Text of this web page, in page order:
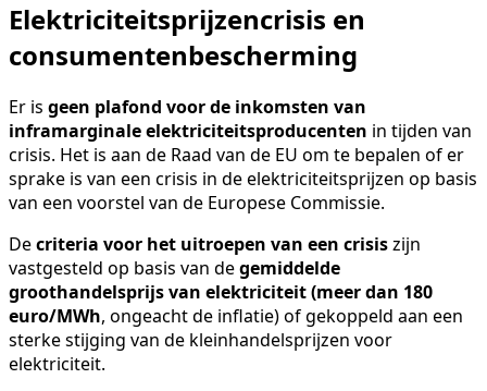
Elektriciteitsprijzencrisis en
consumentenbescherming
Er is geen plafond voor de inkomsten van
inframarginale elektriciteitsproducenten in tijden van
crisis. Het is aan de Raad van de EU om te bepalen of er
sprake is van een crisis in de elektriciteitsprijzen op basis
van een voorstel van de Europese Commissie.
Decriteria voor het uitroepen van een crisiszijn
vastgesteld op basis van degemiddelde
groothandelsprijs van elektriciteit (meer dan 180
euro/MWh, ongeacht de inflatie) of gekoppeld aan een
sterke stijging van de kleinhandelsprijzen voor
elektriciteit.